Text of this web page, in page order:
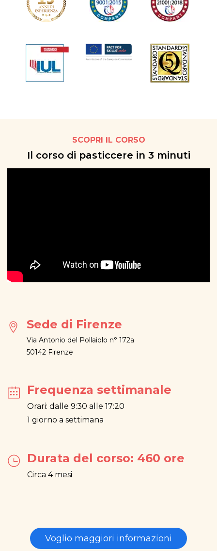
SCOPRI IL CORSO
Il corso di pasticcere in 3 minuti
Sede di Firenze
Via Antonio del Pollaiolo n° 172a
50142 Firenze
Frequenza settimanale
Orari: dalle 9:30 alle 17:20
1 giorno a settimana
Durata del corso: 460 ore
Circa 4 mesi
Voglio maggiori informazioni